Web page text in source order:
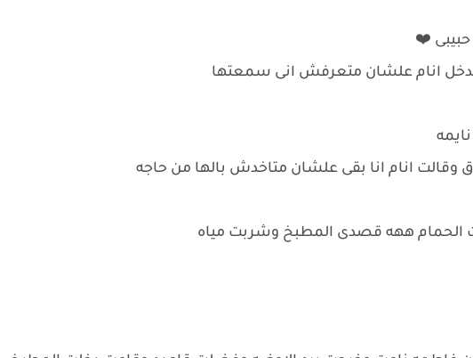
حبيبى ❤️
هدخل انام علشان متعرفش انى سمعتها
انام انا بقى علشان متاخدش بالها من حاجه
ههه قصدى المطبخ وشربت مياه